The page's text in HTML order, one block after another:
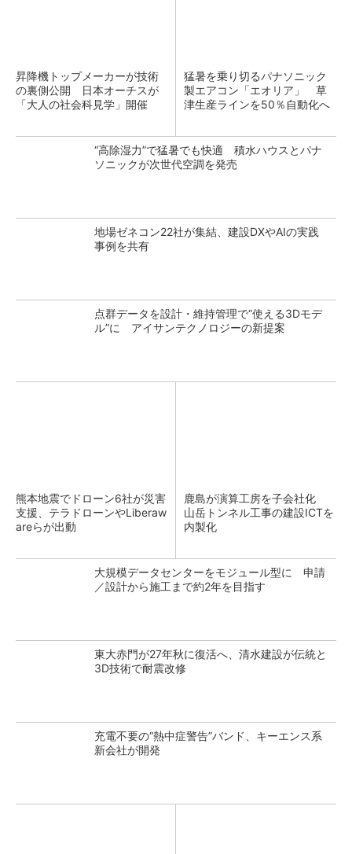
昇降機トップメーカーが技術
の裏側公開 日本オーチスが
「大人の社会科見学」開催
猛暑を乗り切るパナソニック
製エアコン「エオリア」 草
津生産ラインを50％自動化へ
“高除湿力”で猛暑でも快適 積水ハウスとパナ
ソニックが次世代空調を発売
地場ゼネコン22社が集結、建設DXやAIの実践
事例を共有
点群データを設計・維持管理で“使える3Dモデ
ル”に アイサンテクノロジーの新提案
熊本地震でドローン6社が災害
支援、テラドローンやLiberaw
areらが出動
鹿島が演算工房を子会社化
山岳トンネル工事の建設ICTを
内製化
大規模データセンターをモジュール型に 申請
／設計から施工まで約2年を目指す
東大赤門が27年秋に復活へ、清水建設が伝統と
3D技術で耐震改修
充電不要の“熱中症警告”バンド、キーエンス系
新会社が開発